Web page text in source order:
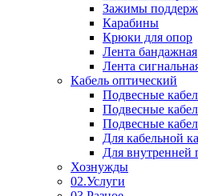
Зажимы
Карабины
Крюки для опор
Лента бандажная
Лента
Кабель оптический
Подвесные
Подвесные
Подвесные
Для кабельной
Для внутренней
Хознужды
02.Услуги